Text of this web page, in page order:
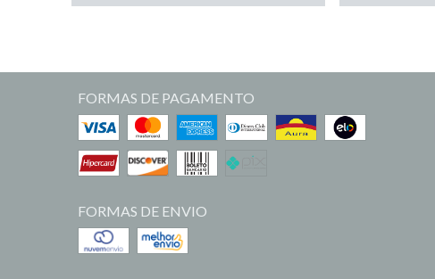
FORMAS DE PAGAMENTO
FORMAS DE ENVIO